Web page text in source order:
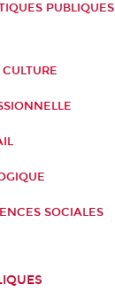
PUBLIQUES
SOCIALES